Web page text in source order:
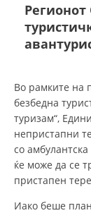
Регионот
Во рамките на
безбедна
туризам“,
непристапни
со
ќе може да се
пристапен
Иако беше